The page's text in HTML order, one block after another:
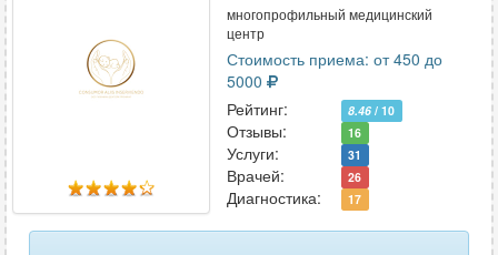
паращитовидных желез
периферических лимфоузлов
периферических нервов
многопрофильный медицинский
центр
Стоимость приема: от 450 до
5000
Рейтинг:
8.46 / 10
Отзывы: 16
Услуги: 31
Врачей: 26
Диагностика: 17